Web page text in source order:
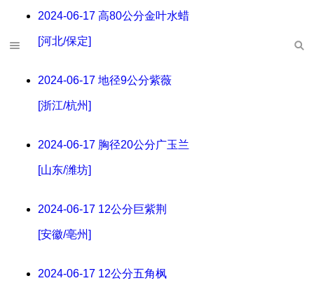
2024-06-17 高80公分金叶水蜡
[河北/保定]
2024-06-17 地径9公分紫薇
[浙江/杭州]
2024-06-17 胸径20公分广玉兰
[山东/潍坊]
2024-06-17 12公分巨紫荆
[安徽/亳州]
2024-06-17 12公分五角枫